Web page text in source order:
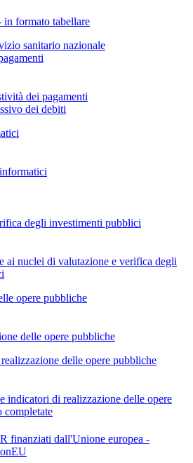
in formato tabellare
sanitario nazionale
dei pagamenti
dei debiti
degli investimenti pubblici
ai nuclei di valutazione e verifica degli
opere pubbliche
delle opere pubbliche
delle opere pubbliche
indicatori di realizzazione delle opere
completate
finanziati dall'Unione europea -